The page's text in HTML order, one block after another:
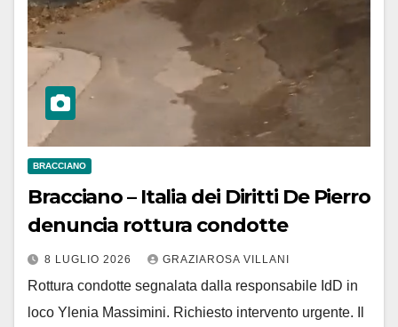
BRACCIANO
Bracciano – Italia dei Diritti De Pierro
denuncia rottura condotte
8 LUGLIO 2026 GRAZIAROSA VILLANI
Rottura condotte segnalata dalla responsabile IdD in
loco Ylenia Massimini. Richiesto intervento urgente. Il